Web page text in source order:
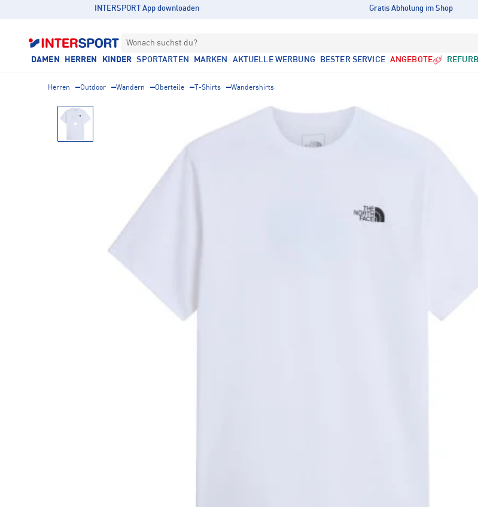
INTERSPORT App downloaden Gratis Abholung im Shop
Wonach suchst du?
DAMEN HERREN KINDER SPORTARTEN MARKEN AKTUELLE WERBUNG BESTER SERVICE ANGEBOTE
Herren Outdoor Wandern Oberteile T-Shirts Wandershirts